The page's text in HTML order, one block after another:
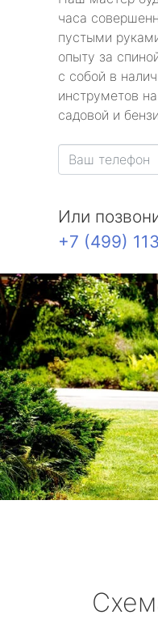
часа
пустыми
опыту за
с собой в
инструметов
садовой и
Или
+7 (499)